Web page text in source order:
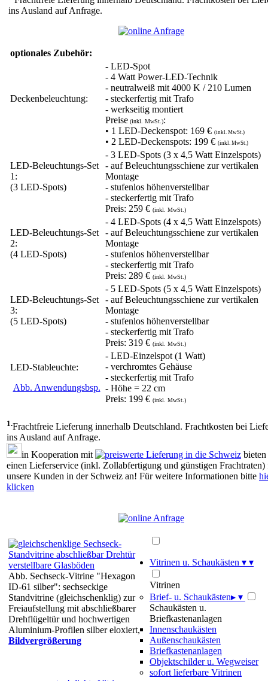
ins Ausland auf Anfrage.
optionales Zubehör:
Deckenbeleuchtung:
- LED-Spot
- 4 Watt Power-LED-Technik
- neutralweiß mit 4000 K / 210 Lumen
- steckerfertig mit Trafo
- werkseitig montiert
Preise (inkl. MwSt.):
• 1 LED-Deckenspot: 169 € (inkl. MwSt.)
• 2 LED-Deckenspots: 199 € (inkl. MwSt.)
LED-Beleuchtungs-Set
1:
(3 LED-Spots)
- 3 LED-Spots (3 x 4,5 Watt Einzelspots)
- auf Beleuchtungsschiene zur vertikalen
Montage
- stufenlos höhenverstellbar
- steckerfertig mit Trafo
Preis: 259 € (inkl. MwSt.)
LED-Beleuchtungs-Set
2:
(4 LED-Spots)
- 4 LED-Spots (4 x 4,5 Watt Einzelspots)
- auf Beleuchtungsschiene zur vertikalen
Montage
- stufenlos höhenverstellbar
- steckerfertig mit Trafo
Preis: 289 € (inkl. MwSt.)
LED-Beleuchtungs-Set
3:
(5 LED-Spots)
- 5 LED-Spots (5 x 4,5 Watt Einzelspots)
- auf Beleuchtungsschiene zur vertikalen
Montage
- stufenlos höhenverstellbar
- steckerfertig mit Trafo
Preis: 319 € (inkl. MwSt.)
LED-Stableuchte:
Abb. Anwendungsbsp.
- LED-Einzelspot (1 Watt)
- verchromtes Gehäuse
- steckerfertig mit Trafo
- Höhe = 22 cm
Preis: 199 € (inkl. MwSt.)
1.Frachtfreie Lieferung innerhalb Deutschland. Frachtkosten bei
ins Ausland auf Anfrage.
in Kooperation mit
einen Lieferservice (inkl. Zollabfertigung und günstigen Frachtraten)
unsere Kunden in der Schweiz an! Für weitere Informationen bitte
klicken
Abb. Sechseck-Vitrine "Hexagon
ID-61 silber": sechseckige
Standvitrine (gleichschenklig) zur
Freiaufstellung mit abschließbarer
Drehflügeltür und hochwertigen
Aluminium-Profilen silber eloxiert,
Bildvergrößerung
Vitrinen u. Schaukästen ▾ ▾
Vitrinen
Brief- u. Schaukästen▸ ▾
Schaukästen u.
Briefkastenanlagen
Innenschaukästen
Außenschaukästen
Briefkastenanlagen
Objektschilder u. Wegweiser
sofort lieferbare Vitrinen